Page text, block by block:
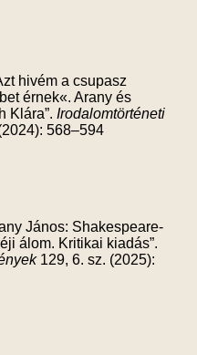
hivém a csupasz
érnek«. Arany és
Klára”. Irodalomtörténeti
568–594
János: Shakespeare-
álom. Kritikai kiadás”.
129, 6. sz. (2025):